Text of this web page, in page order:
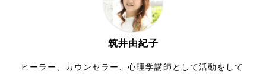
筑井由紀子
ヒーラー、カウンセラー、心理学講師として活動をして